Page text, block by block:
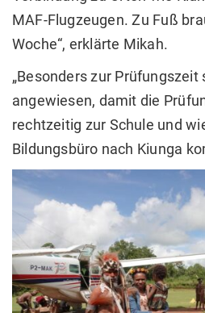
MAF-Flugzeugen. Zu Fuß
Woche“, erklärte Mikah.
„Besonders zur
angewiesen, damit die
rechtzeitig zur Schule und
Bildungsbüro nach Kiunga